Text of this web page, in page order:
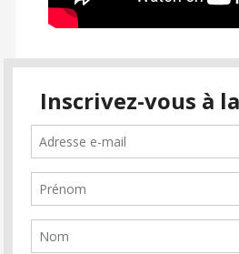
SUIVEZ PASSION CINÉMA
facebookinstagramemail-
alt2
Inscrivez-vous à la newsletter
Soutenez Passion Cinéma
Faire un don